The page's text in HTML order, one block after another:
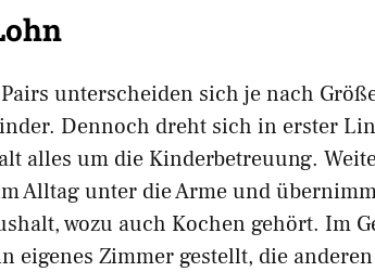
unterscheiden sich je nach
Dennoch dreht sich in erster
alles um die Kinderbetreuung.
Alltag unter die Arme und
wozu auch Kochen gehört. Im
eigenes Zimmer gestellt, die anderen